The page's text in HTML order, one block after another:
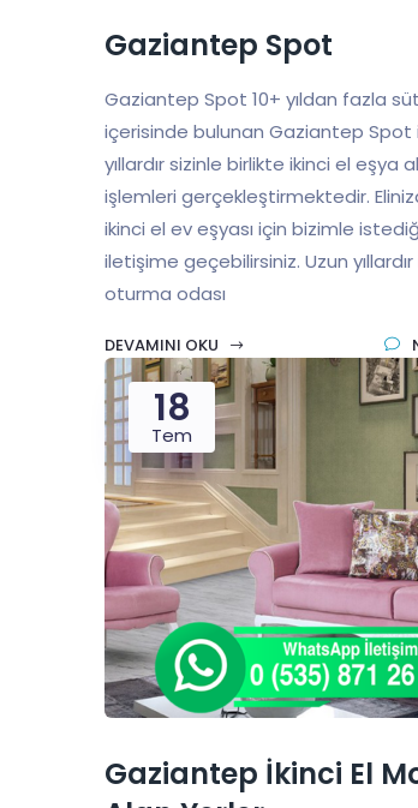
Gaziantep Spot
Gaziantep Spot 10+ yıldan fazla
içerisinde bulunan Gaziantep
yıllardır sizinle birlikte ikinci el eşya
işlemleri gerçekleştirmektedir.
ikinci el ev eşyası için bizimle
iletişime geçebilirsiniz. Uzun yıllardır
oturma odası
DEVAMINI OKU
18
Tem
Gaziantep İkinci El